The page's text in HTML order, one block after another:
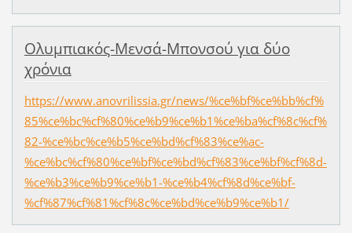
Ολυμπιακός-Μενσά-Μπονσού για δύο
χρόνια
https://www.anovrilissia.gr/news/%ce%bf%ce%bb%cf%
85%ce%bc%cf%80%ce%b9%ce%b1%ce%ba%cf%8c%cf%
82-%ce%bc%ce%b5%ce%bd%cf%83%ce%ac-
%ce%bc%cf%80%ce%bf%ce%bd%cf%83%ce%bf%cf%8d-
%ce%b3%ce%b9%ce%b1-%ce%b4%cf%8d%ce%bf-
%cf%87%cf%81%cf%8c%ce%bd%ce%b9%ce%b1/